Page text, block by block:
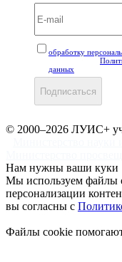
обработку
данных
Подписаться
© 2000–2026 ЛУИС+
Нам нужны ваши куки
Мы используем файлы
персонализации
вы согласны с
Файлы cookie